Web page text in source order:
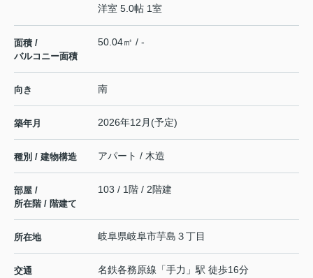
洋室 5.0帖 1室
面積 /
バルコニー面積
50.04㎡ / -
向き 南
築年月 2026年12月(予定)
種別 / 建物構造 アパート / 木造
部屋 /
所在階 / 階建て
103 / 1階 / 2階建
所在地 岐阜県岐阜市芋島 ３丁目
交通 名鉄各務原線 「手力 」駅 徒歩16分